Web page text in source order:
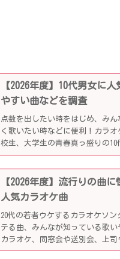
【2026年度】10代男女に
やすい曲などを調査
点数を出したい時をはじめ、み
く歌いたい時などに便利！カラ
校生、大学生の青春真っ盛りの
していきます。
【2026年度】流行りの曲
人気カラオケ曲
20代の若者ウケするカラオケソ
テる曲、みんなが知っている歌
カラオケ、同窓会や送別会、上